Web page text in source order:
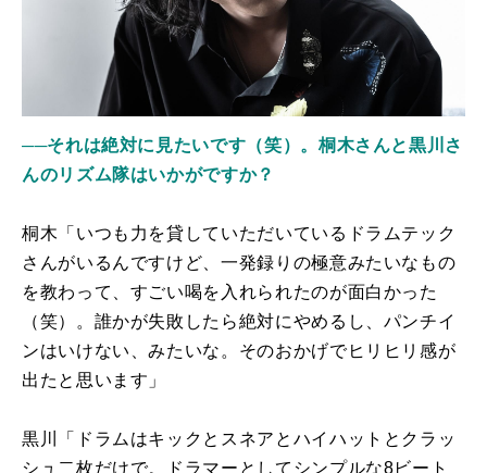
──それは絶対に見たいです（笑）。桐木さんと黒川さ
んのリズム隊はいかがですか？
桐木「いつも力を貸していただいているドラムテック
さんがいるんですけど、一発録りの極意みたいなもの
を教わって、すごい喝を入れられたのが面白かった
（笑）。誰かが失敗したら絶対にやめるし、パンチイ
ンはいけない、みたいな。そのおかげでヒリヒリ感が
出たと思います」
黒川「ドラムはキックとスネアとハイハットとクラッ
シュ二枚だけで。ドラマーとしてシンプルな8ビート